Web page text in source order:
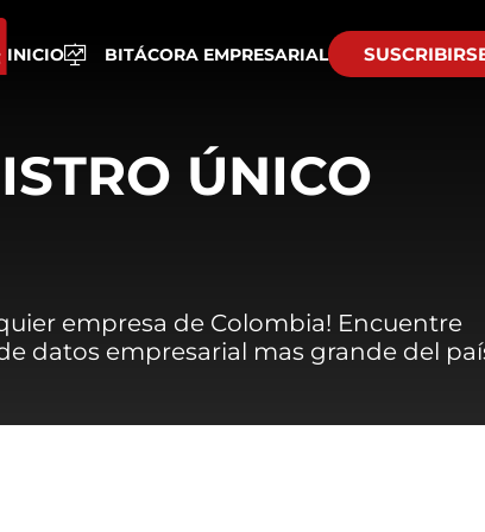
INICIO BITÁCORA EMPRESARIAL
ÚNICO
empresa de Colombia! Encuentre
datos empresarial mas grande del